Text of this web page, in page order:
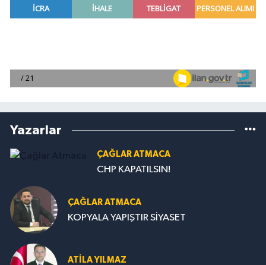
Yazarlar
ÇAĞLAR ATMACA
CHP KAPATILSIN!
ÇAĞLAR ATMACA
KOPYALA YAPIŞTIR SİYASET
ATILA YILMAZ